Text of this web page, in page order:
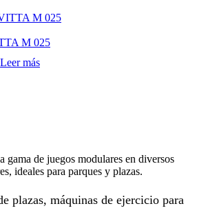
M 025
Leer más
gama de juegos modulares en diversos
ideales para parques y plazas.
plazas, máquinas de ejercicio para